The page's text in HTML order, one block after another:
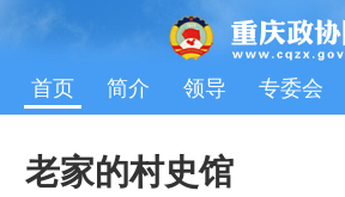
首页 简介 领导 专委会
老家的村史馆